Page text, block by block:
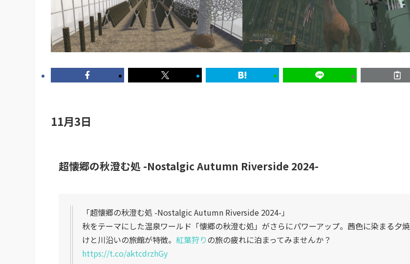
11月3日
超懐郷の秋澄む処 -Nostalgic Autumn Riverside 2024-
「超懐郷の秋澄む処 -Nostalgic Autumn Riverside 2024-」
秋をテーマにした温泉ワールド「懐郷の秋澄む処」がさらにパワーアップ。茜色に染まる夕焼
けと川沿いの旅館が特徴。 紅葉狩り の旅の疲れに泊まってみませんか？
https://t.co/aktcdrzhGy